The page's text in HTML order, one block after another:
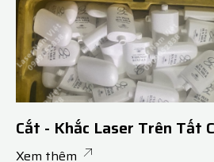
Cắt - Khắc Laser Trên Tất
Xem thêm